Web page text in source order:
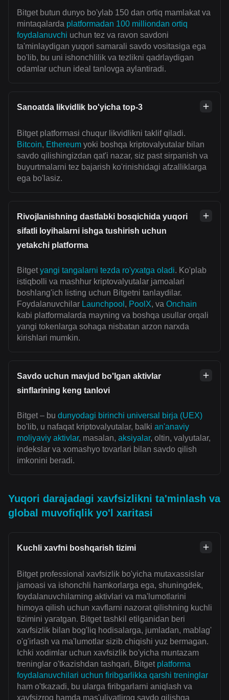
Bitget butun dunyo bo'ylab 150 dan ortiq mamlakat va
mintaqalarda platformadan 100 milliondan ortiq
foydalanuvchi uchun tez va ravon savdoni
ta'minlaydigan yuqori samarali savdo vositasiga ega
bo'lib, bu uni ishonchlilik va tezlikni qadrlaydigan
odamlar uchun ideal tanlovga aylantiradi.
Sanoatda likvidlik bo'yicha top-3
Bitget platformasi chuqur likvidlikni taklif qiladi.
Bitcoin, Ethereum yoki boshqa kriptovalyutalar bilan
savdo qilishingizdan qat'i nazar, siz past sirpanish va
buyurtmalarni tez bajarish ko'rinishidagi afzalliklarga
ega bo'lasiz.
Rivojlanishning dastlabki bosqichida yuqori
sifatli loyihalarni ishga tushirish uchun
yetakchi platforma
Bitget yangi tangalarni tezda ro'yxatga oladi. Ko'plab
istiqbolli va mashhur kriptovalyutalar jamoalari
boshlang'ich listing uchun Bitgetni tanlaydilar.
Foydalanuvchilar Launchpool , PoolX, va Onchain
kabi platformalarda mayning va boshqa usullar orqali
yangi tokenlarga sohaga nisbatan arzon narxda
kirishlari mumkin.
Savdo uchun mavjud bo'lgan aktivlar
sinflarining keng tanlovi
Bitget – bu dunyodagi birinchi universal birja (UEX)
bo'lib, u nafaqat kriptovalyutalar, balki an'anaviy
moliyaviy aktivlar, masalan, aksiyalar, oltin, valyutalar,
indekslar va xomashyo tovarlari bilan savdo qilish
imkonini beradi.
Yuqori darajadagi xavfsizlikni ta'minlash va
global muvofiqlik yo'l xaritasi
Kuchli xavfni boshqarish tizimi
Bitget professional xavfsizlik bo'yicha mutaxassislar
jamoasi va ishonchli hamkorlarga ega, shuningdek,
foydalanuvchilarning aktivlari va ma'lumotlarini
himoya qilish uchun xavflarni nazorat qilishning kuchli
tizimini yaratgan. Bitget tashkil etilganidan beri
xavfsizlik bilan bog'liq hodisalarga, jumladan, mablag'
o'g'irlash va ma'lumotlar sizib chiqishi yuz bermagan.
Ichki xodimlar uchun xavfsizlik bo'yicha muntazam
treninglar o'tkazishdan tashqari, Bitget platforma
foydalanuvchilari uchun firibgarlikka qarshi treninglar
ham o'tkazadi, bu ularga firibgarlarni aniqlash va
xavfsizroq hamda mas'uliyatliroq savdo qilishga